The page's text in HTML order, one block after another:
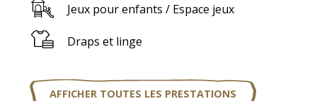
Jeux pour enfants / Espace jeux
Draps et linge
AFFICHER TOUTES LES PRESTATIONS